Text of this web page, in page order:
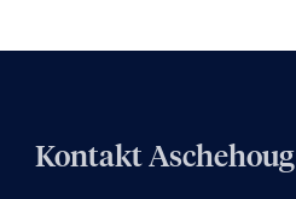
Kontakt Aschehoug